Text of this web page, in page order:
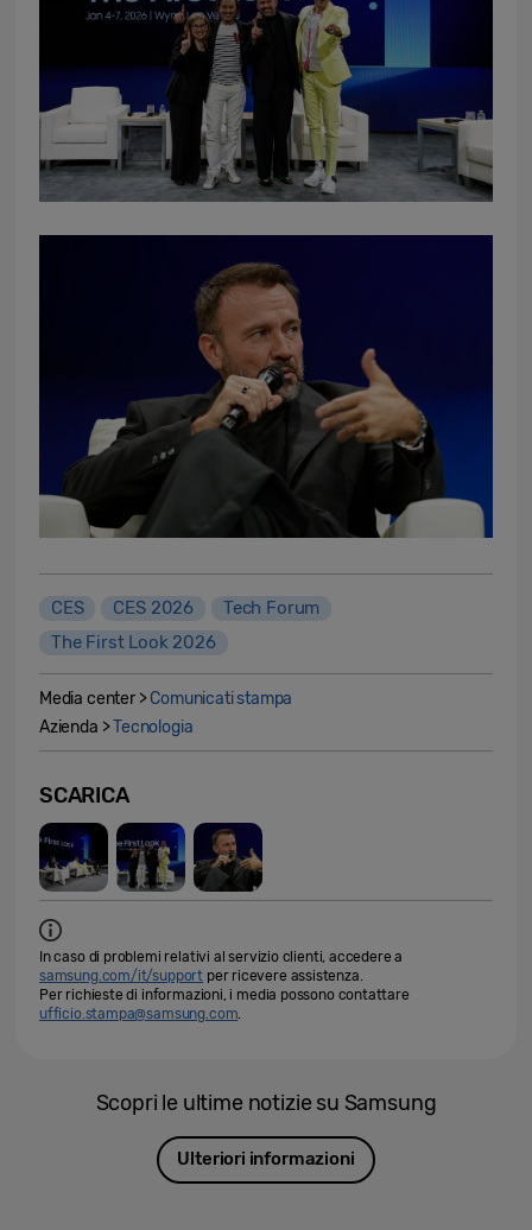
CES CES 2026
Tech Forum
The First Look 2026
Media center >Comunicati stampa
Azienda >Tecnologia
SCARICA
In caso di problemi relativi al servizio clienti, accedere a
samsung.com/it/support per ricevere assistenza.
Per richieste di informazioni, i media possono contattare
ufficio.stampa@samsung.com
Scopri le ultime notizie su Samsung
Ulteriori informazioni